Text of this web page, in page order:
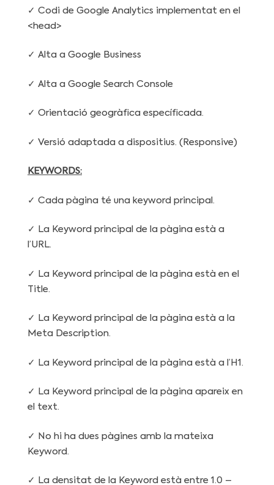
✓ Codi de Google Analytics implementat en el
<head>
✓ Alta a Google Business
✓ Alta a Google Search Console
✓ Orientació geogràfica específicada.
✓ Versió adaptada a dispositius. (Responsive)
KEYWORDS:
✓ Cada pàgina té una keyword principal.
✓ La Keyword principal de la pàgina està a
l’URL.
✓ La Keyword principal de la pàgina està en el
Title.
✓ La Keyword principal de la pàgina està a la
Meta Description.
✓ La Keyword principal de la pàgina està a l’H1.
✓ La Keyword principal de la pàgina apareix en
el text.
✓ No hi ha dues pàgines amb la mateixa
Keyword.
✓ La densitat de la Keyword està entre 1.0 –